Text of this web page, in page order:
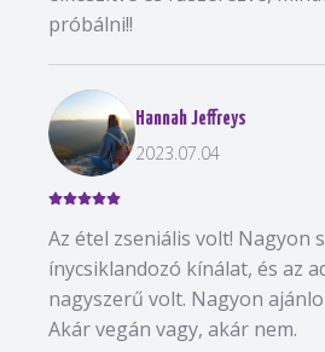
próbálni!!
Hannah Jeffreys
2023.07.04
Az étel zseniális volt! Nagyon
ínycsiklandozó kínálat, és az
nagyszerű volt. Nagyon
Akár vegán vagy, akár nem.